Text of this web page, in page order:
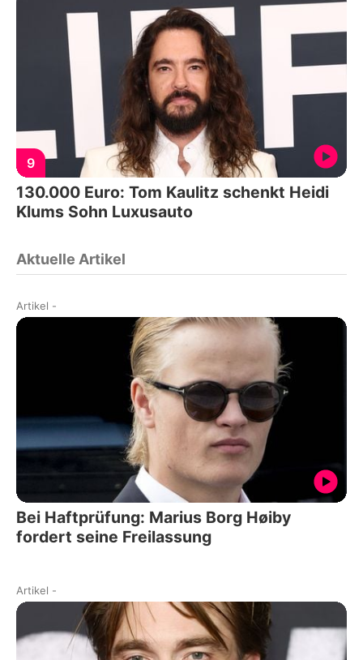
9
130.000 Euro: Tom Kaulitz schenkt Heidi
Klums Sohn Luxusauto
Aktuelle Artikel
Artikel -
Bei Haftprüfung: Marius Borg Høiby
fordert seine Freilassung
Artikel -